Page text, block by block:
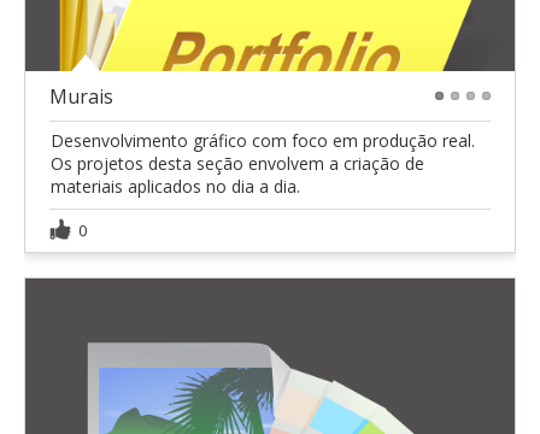
Murais
Desenvolvimento gráfico com foco em produção real.
Os projetos desta seção envolvem a criação de
materiais aplicados no dia a dia.
0